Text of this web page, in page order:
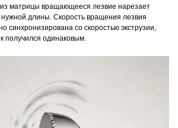
матрицы вращающееся лезвие нарезает
нужной длины. Скорость вращения лезвия
синхронизирована со скоростью экструзии,
получился одинаковым.